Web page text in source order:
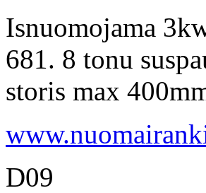
Isnuomojama
681. 8 tonu
storis max
D09